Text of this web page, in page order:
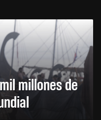
millones de